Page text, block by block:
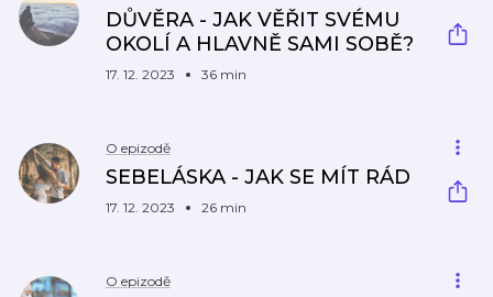
DŮVĚRA - JAK VĚŘIT SVÉMU
OKOLÍ A HLAVNĚ SAMI SOBĚ?
17. 12. 2023 36 min
O epizodě
SEBELÁSKA - JAK SE MÍT RÁD
17. 12. 2023 26 min
O epizodě